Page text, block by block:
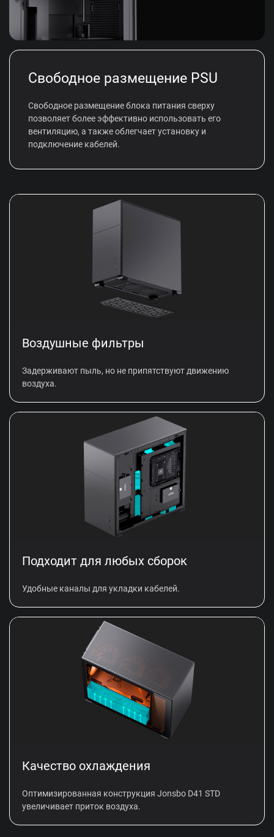
Свободное размещение PSU
Свободное размещение блока питания сверху
позволяет более эффективно использовать его
вентиляцию, а также облегчает установку и
подключение кабелей.
Воздушные фильтры
Задерживают пыль, но не припятствуют движению
воздуха.
Подходит для любых сборок
Удобные каналы для укладки кабелей.
Качество охлаждения
Оптимизированная конструкция Jonsbo D41 STD
увеличивает приток воздуха.